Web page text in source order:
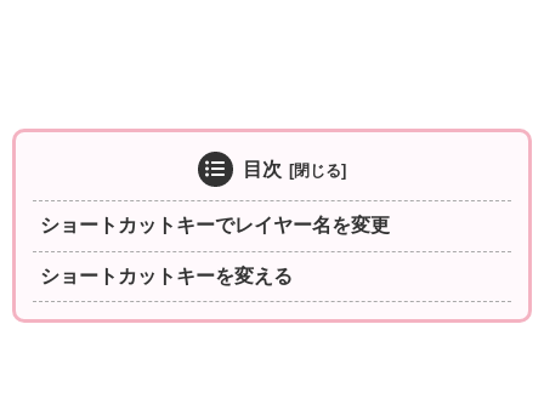
目次
ショートカットキーでレイヤー名を変更
ショートカットキーを変える